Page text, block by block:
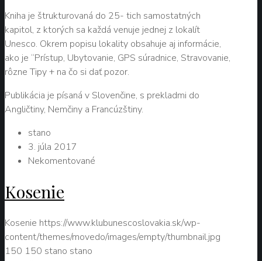
Kniha je štrukturovaná do 25- tich samostatných
kapitol, z ktorých sa každá venuje jednej z lokalít
Unesco. Okrem popisu lokality obsahuje aj informácie,
ako je “Prístup, Ubytovanie, GPS súradnice, Stravovanie,
rôzne Tipy + na čo si dať pozor.
Publikácia je písaná v Slovenčine, s prekladmi do
Angličtiny, Nemčiny a Francúzštiny.
stano
3. júla 2017
Nekomentované
Kosenie
Kosenie https://www.klubunescoslovakia.sk/wp-
content/themes/movedo/images/empty/thumbnail.jpg
150 150 stano stano